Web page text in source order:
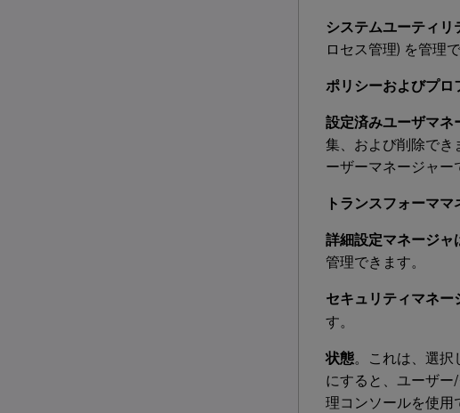
システムユーティリ
ロセス管理) を管理で
ポリシーおよびプロ
設定済みユーザマネ
集、および削除でき
ーザーマネージャー
トランスフォーママ
詳細設定マネージャ
管理できます。
セキュリティマネー
す。
状態。これは、選
にすると、ユーザ
理コンソールを使用